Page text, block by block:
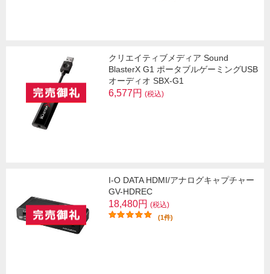
クリエイティブメディア Sound
BlasterX G1 ポータブルゲーミングUSB
オーディオ SBX-G1
6,577円 (税込)
I-O DATA HDMI/アナログキャプチャー
GV-HDREC
18,480円 (税込)
(1件)